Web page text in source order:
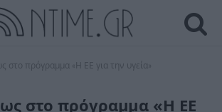
στο πρόγραμμα «Η ΕΕ για την υγεία»
στο πρόγραμμα «Η ΕΕ